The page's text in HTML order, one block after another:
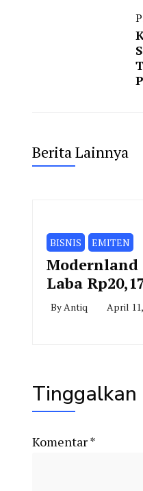
Berita Lainnya
BISNIS EMITEN
Modernland
Laba
By Antiq April
Komentar*